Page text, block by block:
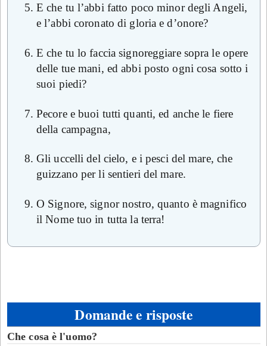
E che tu l’abbi fatto poco minor degli Angeli,
e l’abbi coronato di gloria e d’onore?
E che tu lo faccia signoreggiare sopra le opere
delle tue mani, ed abbi posto ogni cosa sotto i
suoi piedi?
Pecore e buoi tutti quanti, ed anche le fiere
della campagna,
Gli uccelli del cielo, e i pesci del mare, che
guizzano per li sentieri del mare.
O Signore, signor nostro, quanto è magnifico
il Nome tuo in tutta la terra!
Domande e risposte
Che cosa è l'uomo?